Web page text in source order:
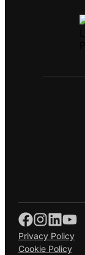
Privacy Policy
Cookie Policy